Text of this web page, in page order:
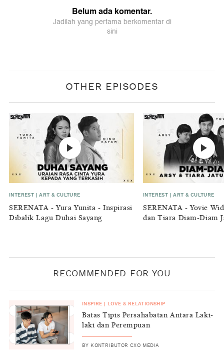
OTHER EPISODES
INTEREST |ART & CULTURE
SERENATA - Yura Yunita - Inspirasi
Dibalik Lagu Duhai Sayang
INTEREST |ART & CULTURE
SERENATA - Yovie Widianto: Arsy
dan Tiara Diam-Diam
RECOMMENDED FOR YOU
INSPIRE LOVE & RELATIONSHIP
Batas Tipis Persahabatan Antara Laki-
laki dan Perempuan
BY KONTRIBUTOR CXO MEDIA